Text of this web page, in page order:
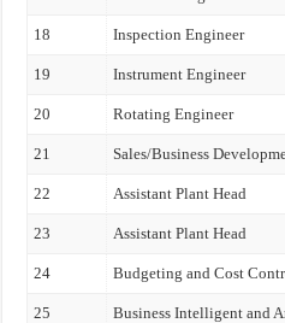
18 Inspection Engineer
19 Instrument Engineer
20 Rotating Engineer
21 Sales/Business
22 Assistant Plant Head
23 Assistant Plant Head
24 Budgeting and Cost
25 Business Intelligent and